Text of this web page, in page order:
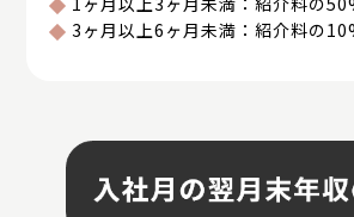
3ヶ月以上6ヶ月未満：紹介料の